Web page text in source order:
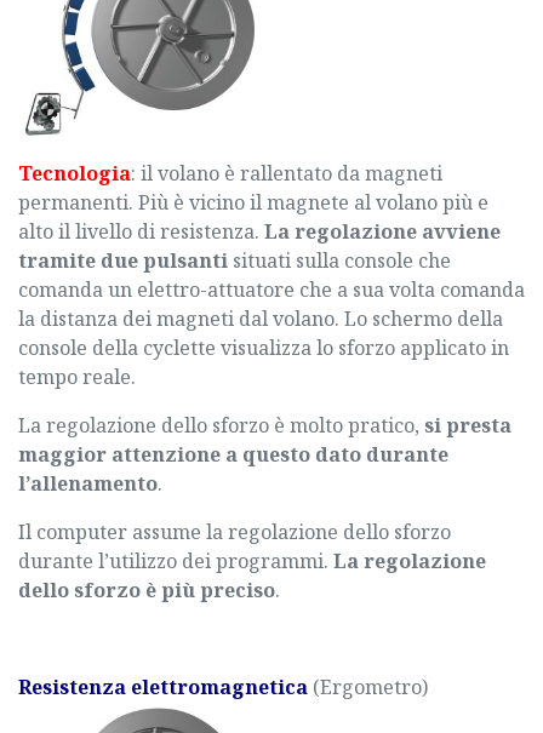
Tecnologia: il volano è rallentato da magneti
permanenti. Più è vicino il magnete al volano più e
alto il livello di resistenza. La regolazione avviene
tramite due pulsanti situati sulla console che
comanda un elettro-attuatore che a sua volta comanda
la distanza dei magneti dal volano. Lo schermo della
console della cyclette visualizza lo sforzo applicato in
tempo reale.
La regolazione dello sforzo è molto pratico, si presta
maggior attenzione a questo dato durante
l’allenamento.
Il computer assume la regolazione dello sforzo
durante l’utilizzo dei programmi. La regolazione
dello sforzo è più preciso.
Resistenza elettromagnetica (Ergometro)